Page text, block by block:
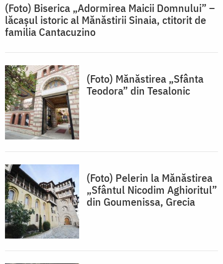
(Foto) Biserica „Adormirea Maicii Domnului” –
lăcașul istoric al Mănăstirii Sinaia, ctitorit de
familia Cantacuzino
(Foto) Mănăstirea „Sfânta
Teodora” din Tesalonic
(Foto) Pelerin la Mănăstirea
„Sfântul Nicodim Aghioritul”
din Goumenissa, Grecia